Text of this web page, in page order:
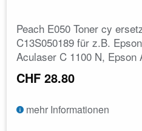
Peach E050 Toner cy
C13S050189 für z.B.
Aculaser C 1100 N, Epson
CHF 28.80
mehr Informationen